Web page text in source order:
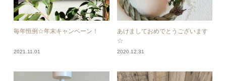
毎年恒例☆年末キャンペーン！
2021.11.01
あけましておめでとうございます
☆
2020.12.31